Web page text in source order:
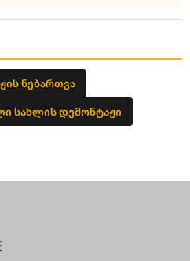
ნებართვა
სახლის დემონტაჟი